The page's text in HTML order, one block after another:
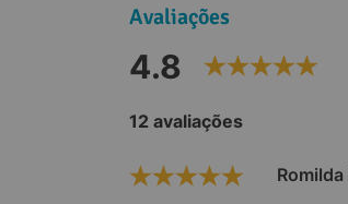
Avaliações
4.8
12 avaliações
Romilda